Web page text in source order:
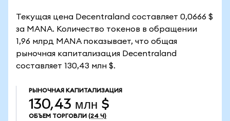
Текущая цена Decentraland составляет 0,0666 $
за MANA. Количество токенов в обращении
1,96 млрд MANA показывает, что общая
рыночная капитализация Decentraland
составляет 130,43 млн $.
РЫНОЧНАЯ КАПИТАЛИЗАЦИЯ
130,43 млн $
ОБЪЕМ ТОРГОВЛИ (24 Ч)